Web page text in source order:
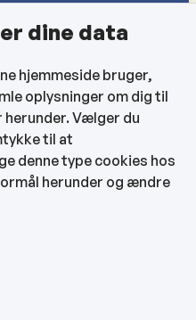
dine data
hjemmeside bruger,
oplysninger om dig til
Vælger du
til at
denne type cookies hos
herunder og ændre